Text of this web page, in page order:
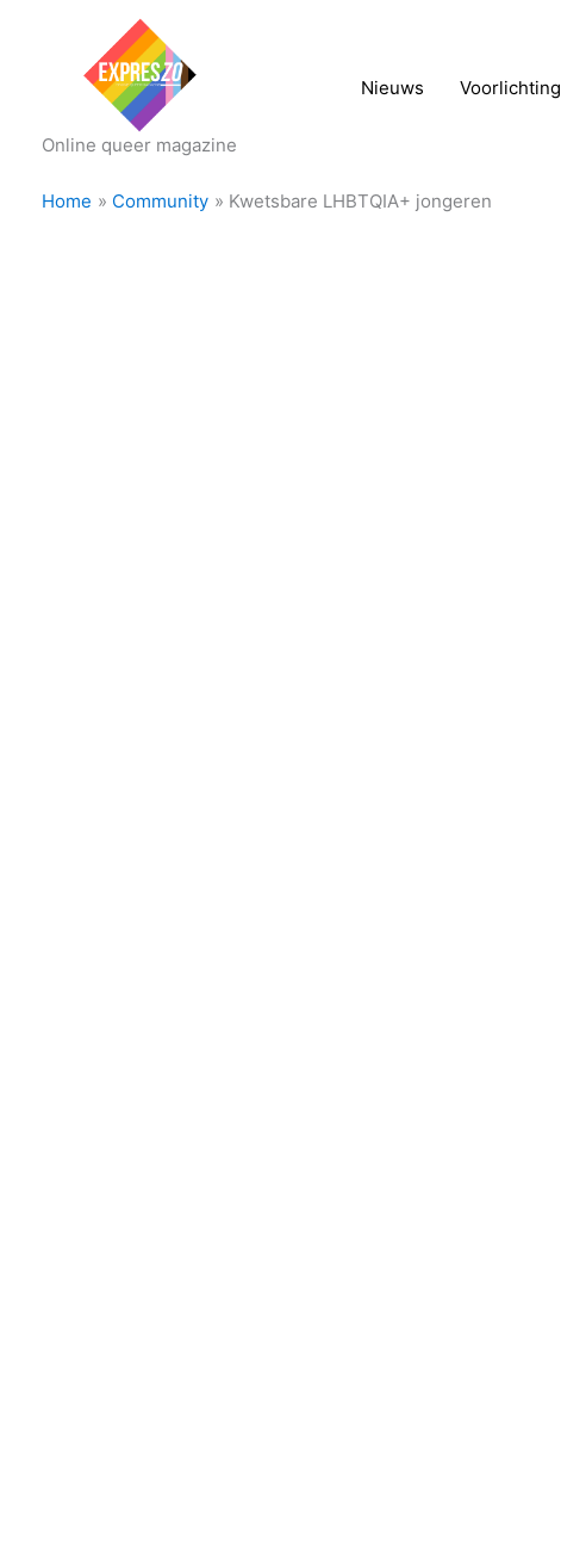
Online queer magazine
Nieuws Voorlichting
Home Community Kwetsbare LHBTQIA+ jongeren